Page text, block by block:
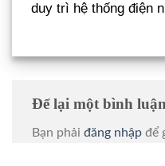
duy trì hệ thống điện
Để lại một bình luận
Bạn phải đăng nhập để